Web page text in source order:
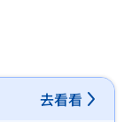
去看看